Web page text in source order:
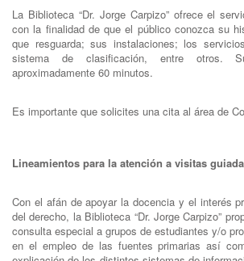
La Biblioteca “Dr. Jorge Carpizo” ofrece el
con la finalidad de que el público conozca su
que resguarda; sus instalaciones; los
sistema de clasificación, entre otros.
aproximadamente 60 minutos.
Es importante que solicites una cita al área de
Lineamientos para la atención a visitas
Con el afán de apoyar la docencia y el interés
del derecho, la Biblioteca “Dr. Jorge Carpizo”
consulta especial a grupos de estudiantes y/o
en el empleo de las fuentes primarias así